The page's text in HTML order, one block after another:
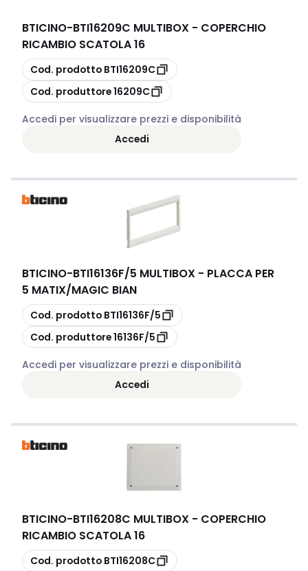
BTICINO-BTI16209C MULTIBOX - COPERCHIO
RICAMBIO SCATOLA 16
copia
Cod. prodotto BTI16209C
copia
Cod. produttore16209C
Accedi per visualizzare prezzi e disponibilità
Accedi
BTICINO-BTI16136F/5 MULTIBOX - PLACCA PER
5 MATIX/MAGIC BIAN
copia
Cod. prodotto BTI16136F/5
copia
Cod. produttore16136F/5
Accedi per visualizzare prezzi e disponibilità
Accedi
BTICINO-BTI16208C MULTIBOX - COPERCHIO
RICAMBIO SCATOLA 16
copia
Cod. prodotto BTI16208C